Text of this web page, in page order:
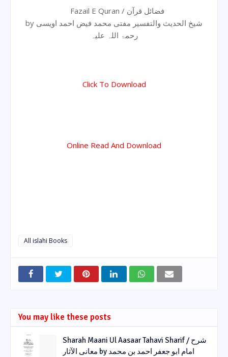
Fazail E Quran / فضائل قرآن
by شیخ الحدیث والتفسیر مفتی محمد فیض احمد اویسی
رحمۃ اللہ علیہ
Click To Download
Online Read And Download
All islahi Books
You may like these posts
Sharah Maani Ul Aasaar Tahavi Sharif / شرح
معانی الآثار by امام ابو جعفر احمد بن محمد